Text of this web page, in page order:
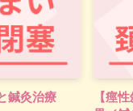
アーテンの効
【顎